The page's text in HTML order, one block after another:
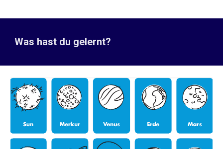
Was hast du gelernt?